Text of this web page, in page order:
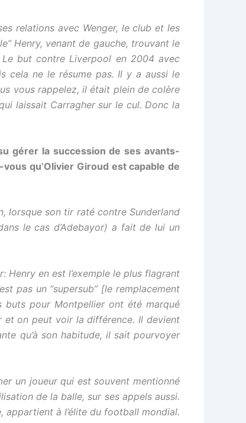
relations avec Wenger, le club et les
Henry, venant de gauche, trouvant le
but contre Liverpool en 2004 avec
cela ne le résume pas. Il y a aussi le
vous rappelez, il était plein de colère
laissait Carragher sur le cul. Donc la
gérer la succession de ses avants-
qu’Olivier Giroud est capable de
lorsque son tir raté contre Sunderland
le cas d’Adebayor) a fait de lui un
Henry en est l’exemple le plus flagrant
pas un “supersub” [le remplacement
buts pour Montpellier ont été marqué
et on peut voir la différence. Il devient
qu’à son habitude, il sait pourvoyer
un joueur qui est souvent mentionné
de la balle, sur ses appels aussi.
appartient à l’élite du football mondial.